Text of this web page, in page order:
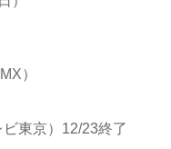
）
東京）12/23終了